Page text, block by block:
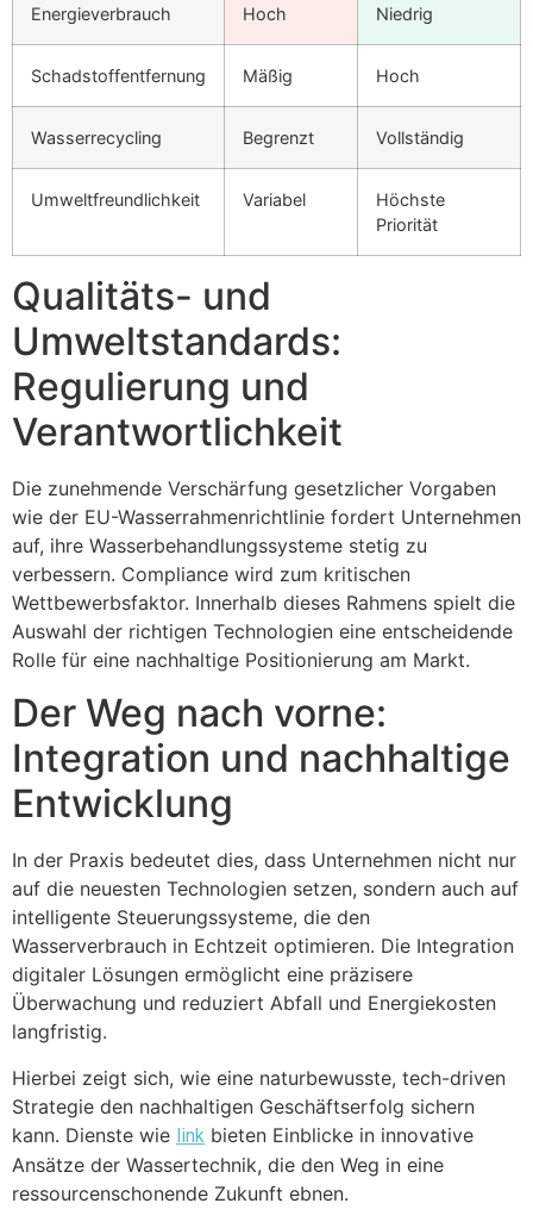
Energieverbrauch Hoch Niedrig
Schadstoffentfernung Mäßig Hoch
Wasserrecycling Begrenzt Vollständig
Umweltfreundlichkeit Variabel
Höchste
Priorität
Qualitäts- und
Umweltstandards:
Regulierung und
Verantwortlichkeit
Die zunehmende Verschärfung gesetzlicher Vorgaben
wie der EU-Wasserrahmenrichtlinie fordert Unternehmen
auf, ihre Wasserbehandlungssysteme stetig zu
verbessern. Compliance wird zum kritischen
Wettbewerbsfaktor. Innerhalb dieses Rahmens spielt die
Auswahl der richtigen Technologien eine entscheidende
Rolle für eine nachhaltige Positionierung am Markt.
Der Weg nach vorne:
Integration und nachhaltige
Entwicklung
In der Praxis bedeutet dies, dass Unternehmen nicht nur
auf die neuesten Technologien setzen, sondern auch auf
intelligente Steuerungssysteme, die den
Wasserverbrauch in Echtzeit optimieren. Die Integration
digitaler Lösungen ermöglicht eine präzisere
Überwachung und reduziert Abfall und Energiekosten
langfristig.
Hierbei zeigt sich, wie eine naturbewusste, tech-driven
Strategie den nachhaltigen Geschäftserfolg sichern
kann. Dienste wie link bieten Einblicke in innovative
Ansätze der Wassertechnik, die den Weg in eine
ressourcenschonende Zukunft ebnen.